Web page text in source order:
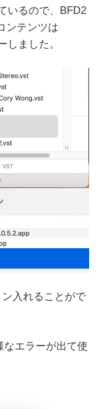
いるので、BFD2
ンテンツは
しました。
入れることがで
なエラーが出て使